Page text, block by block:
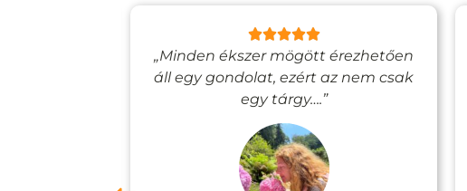
„Minden ékszer mögött érezhetően
áll egy gondolat, ezért az nem csak
egy tárgy….”